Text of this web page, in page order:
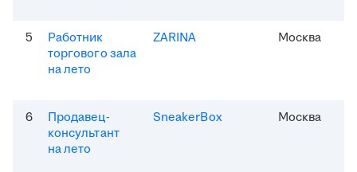
5
Работник
торгового зала
на лето
ZARINA Москва
6
Продавец-
консультант
на лето
SneakerBox Москва